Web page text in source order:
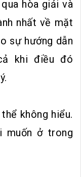
hòa giải và
nhất về mặt
sự hướng dẫn
khi điều đó
không hiểu.
muốn ở trong